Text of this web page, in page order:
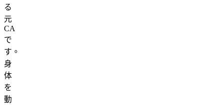
る
元
CA
で
す。
身
体
を
動